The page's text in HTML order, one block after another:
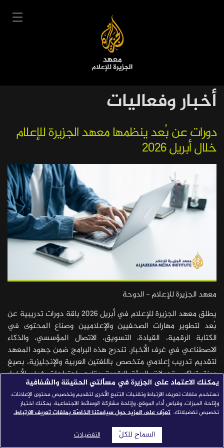
User
account
Main
دوراتنا
خبراؤنا
عن المعهد
التعليم الإلكتروني
أخبار وفعاليات
قصص النجاح
مجلة الصحافة
إصداراتنا
شركاؤنا
للتواصل | استفسارات
أخبار وفعاليات
دورات عن بُعد ينظمها معهد الجزيرة للإعلام
خلال أبريل 2026
معهد الجزيرة للإعلام - الدوحة
يطلق معهد الجزيرة للإعلام في أبريل 2026 باقة دورات تدريبية عن
بُعد لتطوير مهارات الصحفيين والإعلاميين وصناع المحتوى في
الكتابة الرقمية، القيادة، التسويق، الاتصال المؤسسي، والذكاء
الاصطناعي في غرف الأخبار. تندرج هذه البرامج ضمن جهود المعهد
لتقديم تدريب إعلامي متخصص باللغتين العربية والإنجليزية، بصيغ
مرنة تواكب تحولات البيئة الرقمية وتلبي احتياجات غرف الأخبار
والمنصات المتعددة.
وتغطي دورات أبريل طيفًا واسعًا من المهارات العملية؛ من بينها:
ورشة "الكتابة للفيديو الرقمي"، و"دورة الكتابة للوسائط المتعددة"،
و"الكتابة للصورة"، إلى جانب "تحليل الخطاب الإعلامي"، و"مهارات
التحرير للمنصات المتعددة"، و"إدارة غرف الأخبار الرقمية"، و"الصحافة
يمكنك الاعتماد على الجزيرة في مسألتي الحقيقة والشفافية
نستخدم ملفات تعريف الارتباط وتقنيات التتبع الأخرى لتقديم وتخصيص محتوى الإعلانات،
وإتاحة الميزات، وقياس أداء الموقع، وإتاحة مشاركة الوسائط الاجتماعية. يمكنك اختيار
تخصيص تفضيلاتك. تعرّف على المزيد حول سياستنا الخاصّة بملفات تعريف الارتباط.
التفضيلات السماح للكلّ